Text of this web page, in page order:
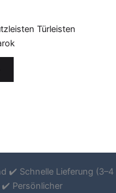
Türleisten
✔️ Schnelle Lieferung (3–4
✔️ Persönlicher